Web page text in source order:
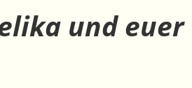
und